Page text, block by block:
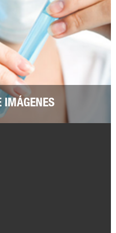
IMÁGENES